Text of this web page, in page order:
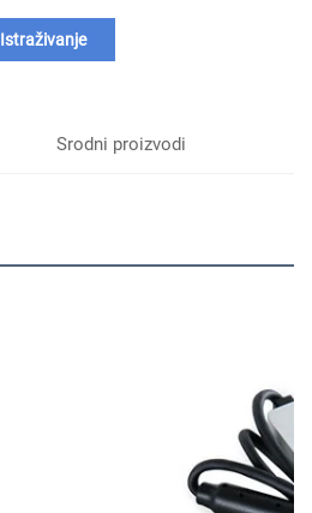
Istraživanje
Srodni proizvodi